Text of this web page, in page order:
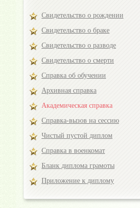
Свидетельство о рождении
Свидетельство о браке
Свидетельство о разводе
Свидетельство о смерти
Справка об обучении
Архивная справка
Академическая справка
Справка-вызов на сессию
Чистый пустой диплом
Справка в военкомат
Бланк диплома грамоты
Приложение к диплому